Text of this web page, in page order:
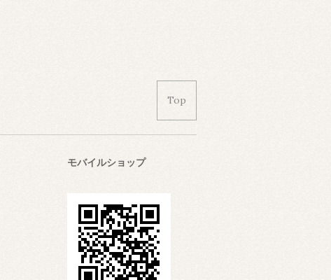
Top
モバイルショップ